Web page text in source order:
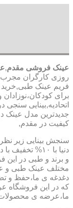
عینک فروشی مقدم,
روزی کارگران
فریم عینک طبی,خرید
برای
اتحادیه,بینایی
جدیدترین مدل عینک
کیفیت در مقدم,
سنجش بینایی زیر
دنیا با ۱۰%
و برند و طبی در این
مختلف عینک طبی و
دغدغه ی ما،حفظ و
که در این فروشگاه
ما،عرضه ی